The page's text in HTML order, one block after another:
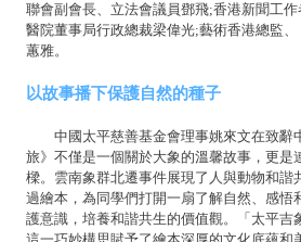
聯會副會長、立法會議員鄧飛;香港新聞工
醫院董事局行政總裁梁偉光;藝術香港總監
蕙雅。
以故事播下保護自然的種子
中國太平慈善基金會理事姚來文在致辭
旅》不僅是一個關於大象的溫馨故事，更是
樑。雲南象群北遷事件展現了人與動物和諧
過繪本，為同學們打開一扇了解自然、感悟
護意識，培養和諧共生的價值觀。「太平吉